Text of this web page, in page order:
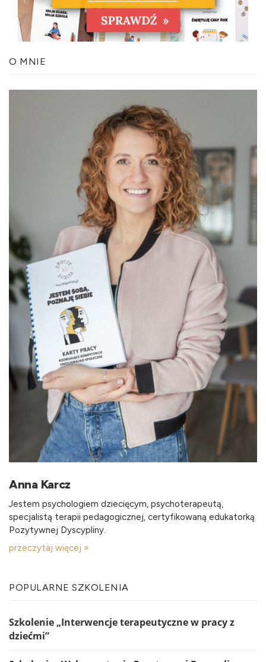
O MNIE
Anna Karcz
Jestem psychologiem dziecięcym, psychoterapeutą,
specjalistą terapii pedagogicznej, certyfikowaną edukatorką
Pozytywnej Dyscypliny.
przeczytaj więcej »
POPULARNE SZKOLENIA
Szkolenie „Interwencje terapeutyczne w pracy z
dziećmi”